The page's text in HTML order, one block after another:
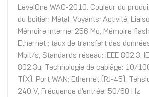
LevelOne WAC-2010. Couleur du
du boîtier: Métal, Voyants: Activité,
Mémoire interne: 256 Mo, Mémoire
Ethernet : taux de transfert des
Mbit/s, Standards réseau: IEEE 802.3,
802.3u, Technologie de cablâge: 10/
T(X). Port WAN: Ethernet (RJ-45).
240 V, Fréquence d'entrée: 50/60 Hz